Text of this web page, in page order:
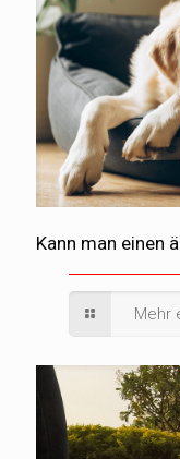
Kann man einen
Mehr